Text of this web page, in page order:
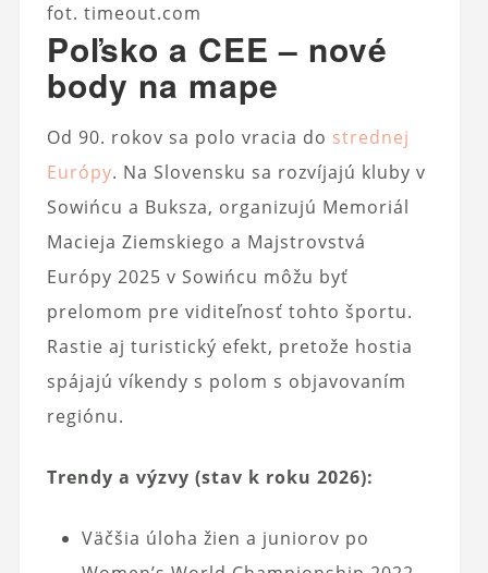
fot. timeout.com
Poľsko a CEE – nové
body na mape
Od 90. rokov sa polo vracia do strednej
Európy. Na Slovensku sa rozvíjajú kluby v
Sowińcu a Buksza, organizujú Memoriál
Macieja Ziemskiego a Majstrovstvá
Európy 2025 v Sowińcu môžu byť
prelomom pre viditeľnosť tohto športu.
Rastie aj turistický efekt, pretože hostia
spájajú víkendy s polom s objavovaním
regiónu.
Trendy a výzvy (stav k roku 2026):
Väčšia úloha žien a juniorov po